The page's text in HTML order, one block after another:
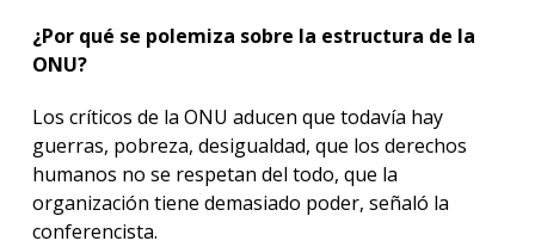
¿Por qué se polemiza sobre la estructura de la
ONU?
Los críticos de la ONU aducen que todavía hay
guerras, pobreza, desigualdad, que los derechos
humanos no se respetan del todo, que la
organización tiene demasiado poder, señaló la
conferencista.